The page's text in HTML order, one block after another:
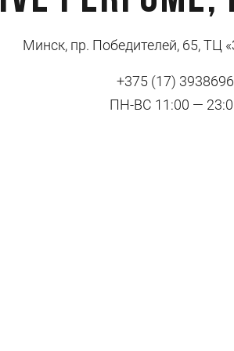
Минск, пр. Победителей, 65, ТЦ
+375 (17) 3938696
ПН-ВС 11:00 —